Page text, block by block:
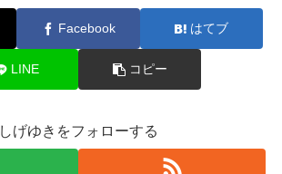
Facebook はてブ
LINE コピー
しげゆきをフォローする